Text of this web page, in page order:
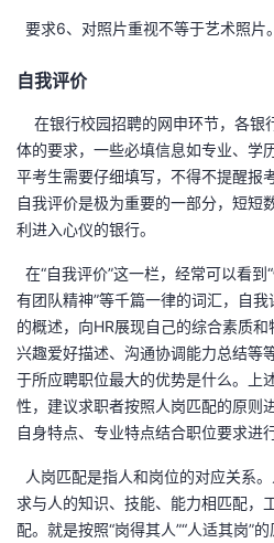
要求6、对照片重视不等于艺术照片。
自我评价
在银行校园招聘的网申环节，各银
体的要求，一些必填信息如专业、学
平考生需要仔细填写，不得不提醒报
自我评价是极为重要的一部分，短短
利进入心仪的银行。
在“自我评价”这一栏，经常可以看
有团队精神”等千篇一律的词汇，自
的概述，向HR展现自己的综合素质和
兴趣爱好描述、沟通协调能力总结等
于所应聘职位最大的优势是什么。上
性，建议求职者按照人岗匹配的原则
自身特点、专业特点结合职位要求进
人岗匹配是指人和岗位的对应关系
求与人的知识、技能、能力相匹配，
配。就是按照“岗得其人”“人适其岗”